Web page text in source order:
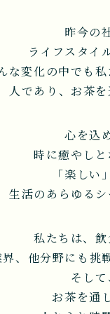
昨今の
ライフスタイ
な変化の中でも
人であり、お茶
心を込
時に癒やしと
「楽しい
生活のあらゆるシ
私たちは、
、他分野にも挑
そし
お茶を通